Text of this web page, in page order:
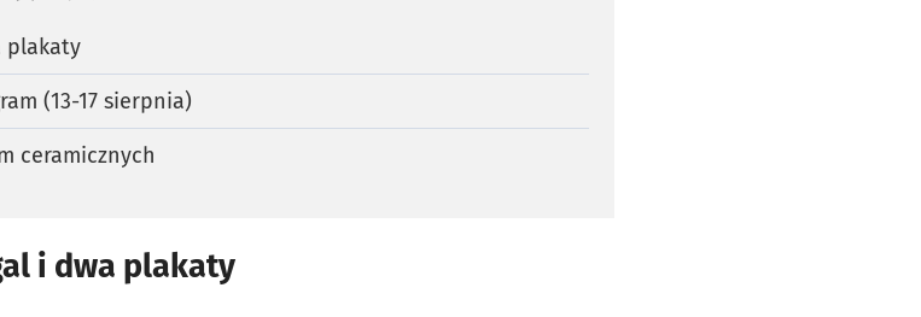
plakaty
(13-17 sierpnia)
ceramicznych
i dwa plakaty